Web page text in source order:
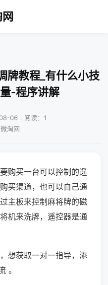
牌教程_有什么小技
-程序讲解
06｜阅读：1
淘网
购买一台可以控制的遥
买渠道，也可以自己通
主板来控制麻将牌的磁
机来洗牌，遥控器是通
想获取一对一指导，添
。